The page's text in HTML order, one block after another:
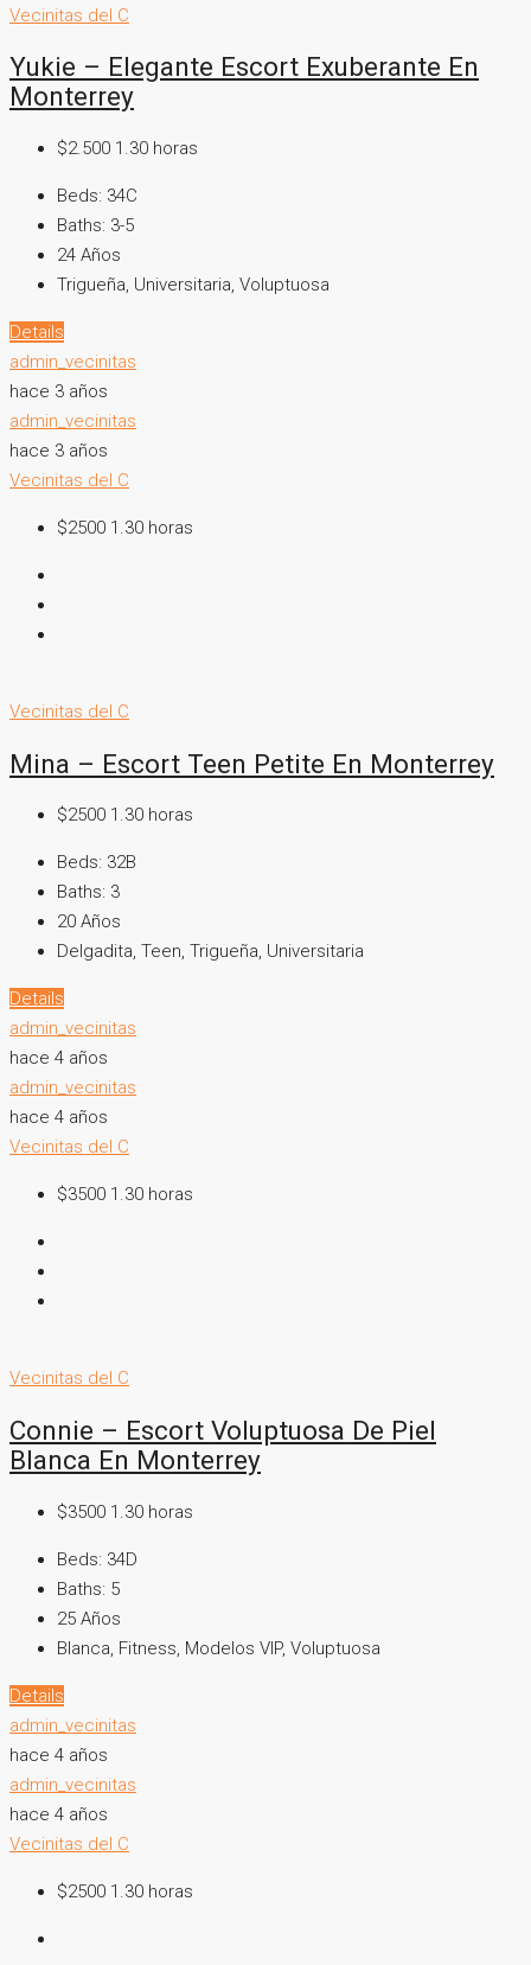
Vecinitas del C
Yukie – Elegante Escort Exuberante En
Monterrey
$2.500 1.30 horas
Beds: 34C
Baths: 3-5
24 Años
Trigueña, Universitaria, Voluptuosa
Details
admin_vecinitas
hace 3 años
admin_vecinitas
hace 3 años
Vecinitas del C
$2500 1.30 horas
Vecinitas del C
Mina – Escort Teen Petite En Monterrey
$2500 1.30 horas
Beds: 32B
Baths: 3
20 Años
Delgadita, Teen, Trigueña, Universitaria
Details
admin_vecinitas
hace 4 años
admin_vecinitas
hace 4 años
Vecinitas del C
$3500 1.30 horas
Vecinitas del C
Connie – Escort Voluptuosa De Piel
Blanca En Monterrey
$3500 1.30 horas
Beds: 34D
Baths: 5
25 Años
Blanca, Fitness, Modelos VIP, Voluptuosa
Details
admin_vecinitas
hace 4 años
admin_vecinitas
hace 4 años
Vecinitas del C
$2500 1.30 horas